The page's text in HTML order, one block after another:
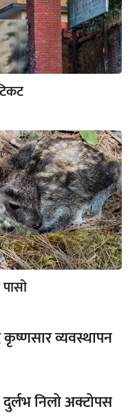
कृष्णसार व्यवस्थापन
दुर्लभ निलो अक्टोपस